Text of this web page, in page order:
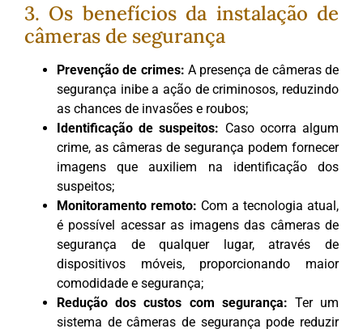
3. Os benefícios da instalação de
câmeras de segurança
Prevenção de crimes: A presença de câmeras de
segurança inibe a ação de criminosos, reduzindo
as chances de invasões e roubos;
Identificação de suspeitos: Caso ocorra algum
crime, as câmeras de segurança podem fornecer
imagens que auxiliem na identificação dos
suspeitos;
Monitoramento remoto: Com a tecnologia atual,
é possível acessar as imagens das câmeras de
segurança de qualquer lugar, através de
dispositivos móveis, proporcionando maior
comodidade e segurança;
Redução dos custos com segurança: Ter um
sistema de câmeras de segurança pode reduzir